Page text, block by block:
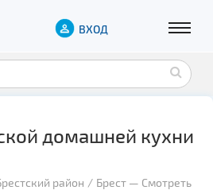
ВХОД
домашней кухни
район Брест — Смотреть